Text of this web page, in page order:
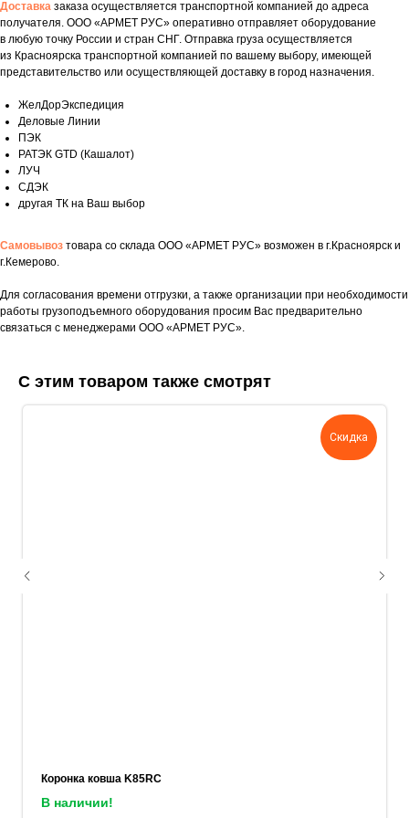
Доставка заказа осуществляется транспортной компанией до адреса
получателя. ООО «АРМЕТ РУС» оперативно отправляет оборудование
в любую точку России и стран СНГ. Отправка груза осуществляется
из Красноярска транспортной компанией по вашему выбору, имеющей
представительство или осуществляющей доставку в город назначения.
ЖелДорЭкспедиция
Деловые Линии
ПЭК
РАТЭК GTD (Кашалот)
ЛУЧ
СДЭК
другая ТК на Ваш выбор
Самовывоз товара со склада ООО «АРМЕТ РУС» возможен в г.Красноярск и
г.Кемерово.
Для согласования времени отгрузки, а также организации при необходимости
работы грузоподъемного оборудования просим Вас предварительно
связаться с менеджерами ООО «АРМЕТ РУС».
С этим товаром также смотрят
Скидка
Коронка ковша K85RC
В наличии!
Укажите номер телефона и ваше имя.
Мы свяжемся с вами сегодня в рабочее
Если у вас есть документация, которая
Ваше имя